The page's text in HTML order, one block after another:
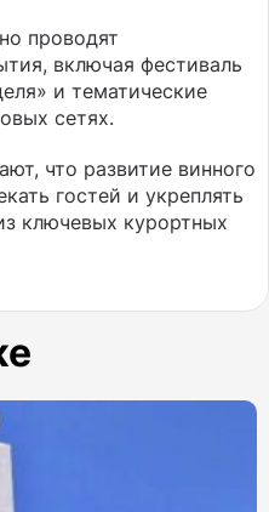
проводят
включая фестиваль
и тематические
сетях.
что развитие винного
гостей и укреплять
ключевых курортных